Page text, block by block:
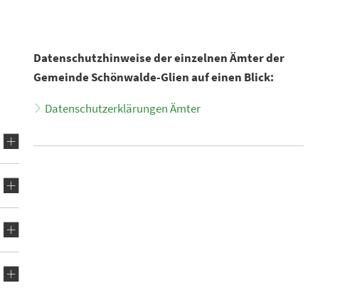
Datenschutzhinweise der einzelnen Ämter der
Gemeinde Schönwalde-Glien auf einen Blick:
Datenschutzerklärungen Ämter